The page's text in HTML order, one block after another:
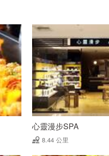
心靈漫步SPA
8.44 公里